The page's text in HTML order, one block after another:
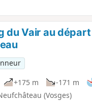
par des routes peu
évitant les méandres
un peu avant le site
Langres traversé par
culminant à 450
mais, à l'arrivée, il
gravir le promontoire
de Langres. En
!
du Vair au
+175 m -171 m
(Vosges)